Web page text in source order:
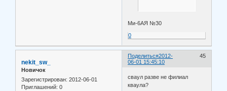
Ми-6АЯ №30
0
Поделиться 45
2012-
06-01 15:45:10
nekit_sw_
Новичок
Зарегистрирован: 2012-06-01
Приглашений: 0
сваул разве не филиал
кваула?